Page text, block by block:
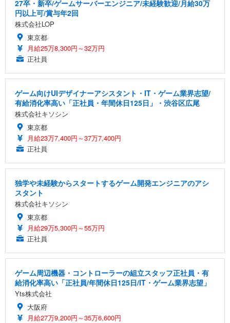
27卒・新卒/ゲームサーバーエンジニア/未経験歓迎/月給30万
円以上可/賞与年2回
株式会社LOP
東京都
月給25万8,300円～32万円
正社員
ゲーム向けUIデザイナーアシスタント・IT・ゲーム業界志望/
有給消化率高い「正社員・年間休日125日」・渋谷区広尾
株式会社キソシン
東京都
月給23万7,400円～37万7,400円
正社員
独学や未経験からスタートするゲーム開発エンジニアのアシ
スタント
株式会社キソシン
東京都
月給29万5,300円～55万円
正社員
ゲーム周辺機器・コントローラーの組立スタッフ正社員・有
給消化率高い「正社員/年間休日125日/IT・ゲーム業界志望」
Yts株式会社
大阪府
月給27万9,200円～35万6,600円